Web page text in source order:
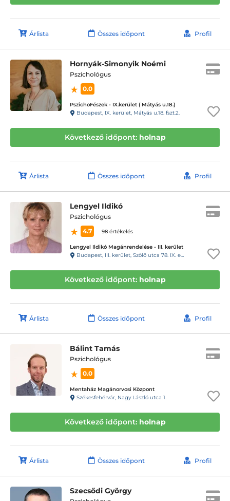
Árlista Összes időpont Profil
Hornyák-Simonyik Noémi
Pszichológus
0.0
PszichoFészek - IX.kerület ( Mátyás u.18.)
Budapest, IX. kerület, Mátyás u.18. fszt.2.
Következő időpont: holnap
Árlista Összes időpont Profil
Lengyel Ildikó
Pszichológus
4.7
98 értékelés
Lengyel Ildikó Magánrendelése - III. kerület
Budapest, III. kerület, Szőlő utca 78. IX. emelet 50. szám
Következő időpont: holnap
Árlista Összes időpont Profil
Bálint Tamás
Pszichológus
0.0
Mentaház Magánorvosi Központ
Székesfehérvár, Nagy László utca 1.
Következő időpont: holnap
Árlista Összes időpont Profil
Szecsődi György